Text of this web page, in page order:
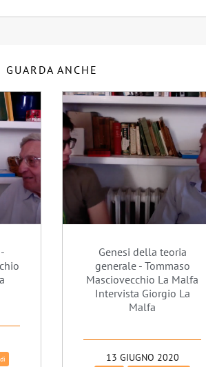
GUARDA ANCHE
Genesi della teoria
generale - Tommaso
Masciovecchio La Malfa
Intervista Giorgio La
Malfa
13 GIUGNO 2020